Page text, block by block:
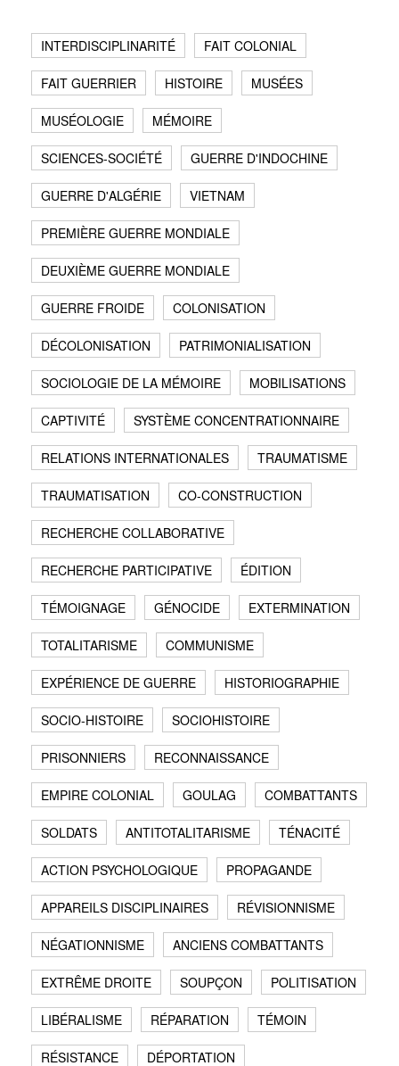
INTERDISCIPLINARITÉ FAIT COLONIAL
FAIT GUERRIER HISTOIRE MUSÉES
MUSÉOLOGIE MÉMOIRE
SCIENCES-SOCIÉTÉ GUERRE D'INDOCHINE
GUERRE D'ALGÉRIE VIETNAM
PREMIÈRE GUERRE MONDIALE
DEUXIÈME GUERRE MONDIALE
GUERRE FROIDE COLONISATION
DÉCOLONISATION PATRIMONIALISATION
SOCIOLOGIE DE LA MÉMOIRE MOBILISATIONS
CAPTIVITÉ SYSTÈME CONCENTRATIONNAIRE
RELATIONS INTERNATIONALES TRAUMATISME
TRAUMATISATION CO-CONSTRUCTION
RECHERCHE COLLABORATIVE
RECHERCHE PARTICIPATIVE ÉDITION
TÉMOIGNAGE GÉNOCIDE EXTERMINATION
TOTALITARISME COMMUNISME
EXPÉRIENCE DE GUERRE HISTORIOGRAPHIE
SOCIO-HISTOIRE SOCIOHISTOIRE
PRISONNIERS RECONNAISSANCE
EMPIRE COLONIAL GOULAG COMBATTANTS
SOLDATS ANTITOTALITARISME TÉNACITÉ
ACTION PSYCHOLOGIQUE PROPAGANDE
APPAREILS DISCIPLINAIRES RÉVISIONNISME
NÉGATIONNISME ANCIENS COMBATTANTS
EXTRÊME DROITE SOUPÇON POLITISATION
LIBÉRALISME RÉPARATION TÉMOIN
RÉSISTANCE DÉPORTATION